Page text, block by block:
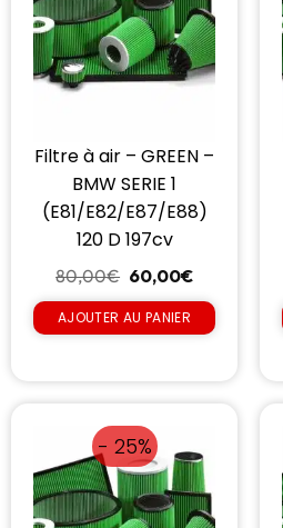
Filtre à air – GREEN –
BMW SERIE 1
(E81/E82/E87/E88)
120 D 197cv
80,00€ 60,00€
AJOUTER AU PANIER
- 25%